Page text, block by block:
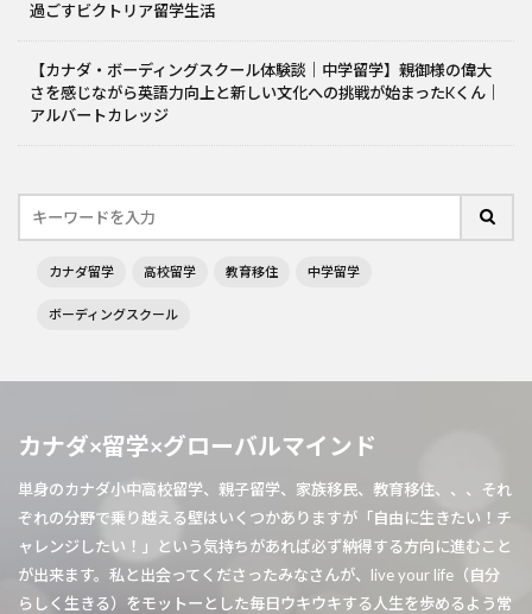
過ごすビクトリア留学生活
【カナダ・ボーディングスクール体験談｜中学留学】親御様の偉大
さを感じながら英語力向上と新しい文化への挑戦が始まったKくん｜
アルバートカレッジ
カナダ留学 高校留学 教育移住 中学留学
ボーディングスクール
カナダ×留学×グローバルマインド
単身のカナダ小中高校留学、親子留学、家族移民、教育移住、、、それ
ぞれの分野で乗り越える壁はいくつかありますが「自由に生きたい！チ
ャレンジしたい！」という気持ちがあれば必ず納得する方向に進むこと
が出来ます。私と出会ってくださったみなさんが、live your life（自分
らしく生きる）をモットーとした毎日ウキウキする人生を歩めるよう常